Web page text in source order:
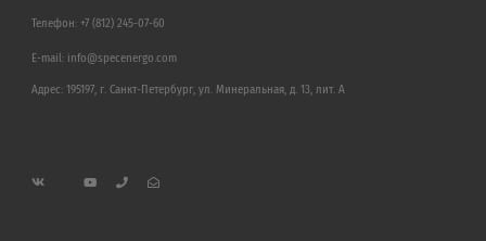
Телефон: +7 (812) 245-07-60
E-mail: info@specenergo.com
Адрес: 195197, г. Санкт-Петербург, ул. Минеральная, д. 13, лит. А